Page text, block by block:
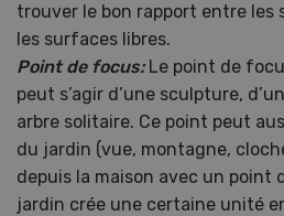
trouver le bon rapport entre les
les surfaces libres.
Point de focus: Le point de
peut s’agir d’une sculpture,
arbre solitaire. Ce point peut
du jardin (vue, montagne,
depuis la maison avec un point
jardin crée une certaine unité